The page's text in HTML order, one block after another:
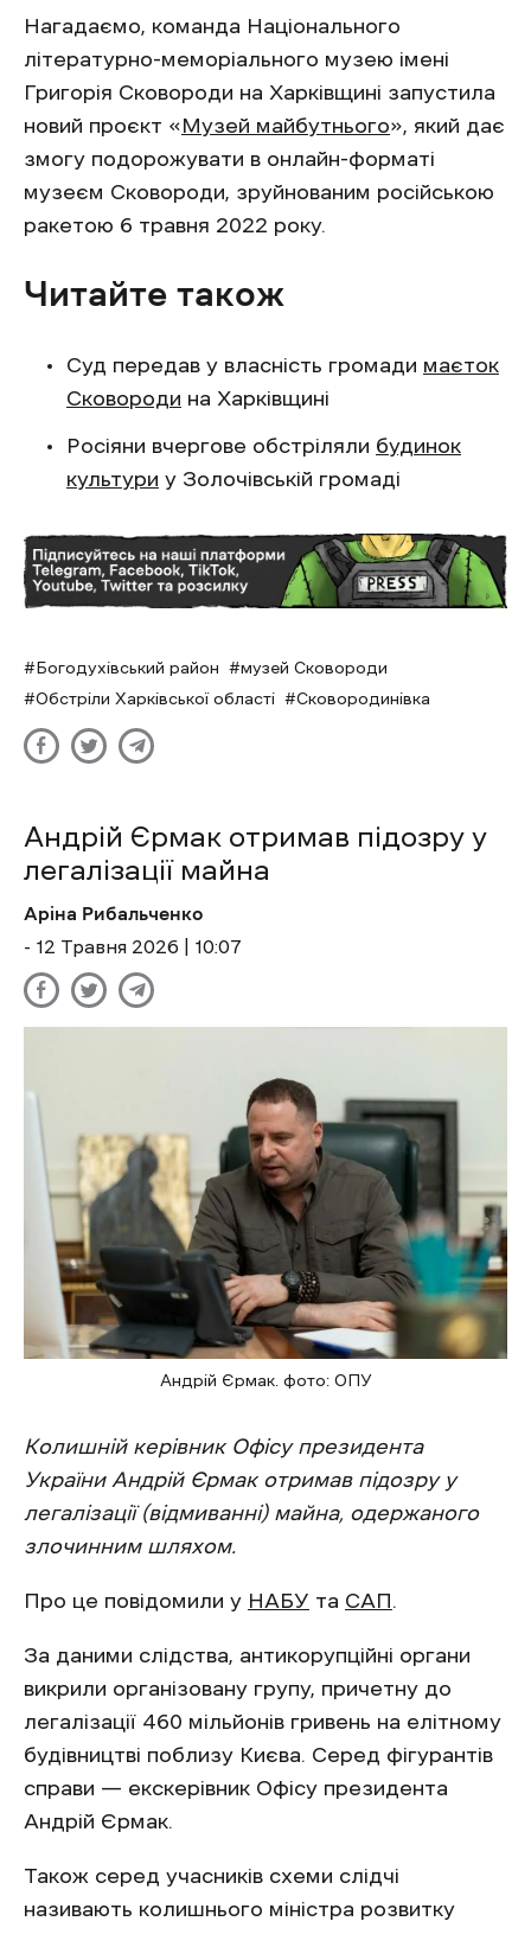
Нагадаємо, команда Національного
літературно-меморіального музею імені
Григорія Сковороди на Харківщині запустила
новий проєкт «Музей майбутнього», який дає
змогу подорожувати в онлайн-форматі
музеєм Сковороди, зруйнованим російською
ракетою 6 травня 2022 року.
Читайте також
Суд передав у власність громади маєток
Сковороди на Харківщині
Росіяни вчергове обстріляли будинок
культури у Золочівській громаді
Богодухівський район
музей Сковороди
Обстріли Харківської області
Сковородинівка
Андрій Єрмак отримав підозру у
легалізації майна
Аріна Рибальченко
- 12 Травня 2026 | 10:07
Андрій Єрмак. фото: ОПУ
Колишній керівник Офісу президента
України Андрій Єрмак отримав підозру у
легалізації (відмиванні) майна, одержаного
злочинним шляхом.
Про це повідомили у НАБУ та САП.
За даними слідства, антикорупційні органи
викрили організовану групу, причетну до
легалізації 460 мільйонів гривень на елітному
будівництві поблизу Києва. Серед фігурантів
справи — екскерівник Офісу президента
Андрій Єрмак.
Також серед учасників схеми слідчі
називають колишнього міністра розвитку